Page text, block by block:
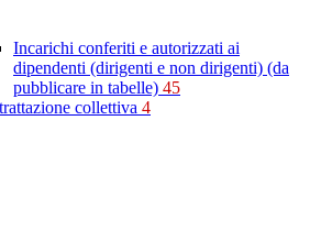
Incarichi conferiti e autorizzati ai
dipendenti (dirigenti e non dirigenti) (da
pubblicare in tabelle) 45
collettiva 4